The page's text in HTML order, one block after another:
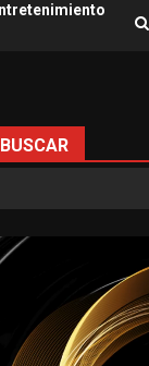
BUSCAR